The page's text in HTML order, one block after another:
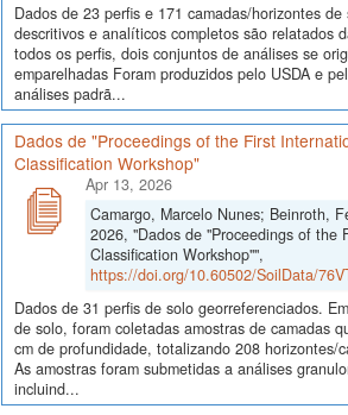
Dados de 23 perfis e 171 camadas/horizontes
descritivos e analíticos completos são relatados
todos os perfis, dois conjuntos de análises se
emparelhadas Foram produzidos pelo USDA e
análises padrã...
Dados de "Proceedings of the First
Classification Workshop"
Apr 13, 2026
Camargo, Marcelo Nunes; Beinroth,
2026, "Dados de "Proceedings of the
Classification Workshop"",
https://doi.org/10.60502/SoilData/
Dados de 31 perfis de solo georreferenciados.
de solo, foram coletadas amostras de camadas
cm de profundidade, totalizando 208 horizontes/
As amostras foram submetidas a análises
incluind...